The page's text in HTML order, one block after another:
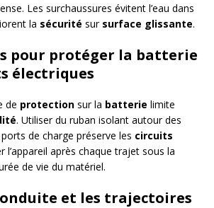
Les surchaussures évitent l’eau dans
la sécurité sur surface glissante.
pour protéger la batterie
électriques
de protection sur la batterie limite
. Utiliser du ruban isolant autour des
de charge préserve les circuits
l’appareil après chaque trajet sous la
de vie du matériel.
et les trajectoires